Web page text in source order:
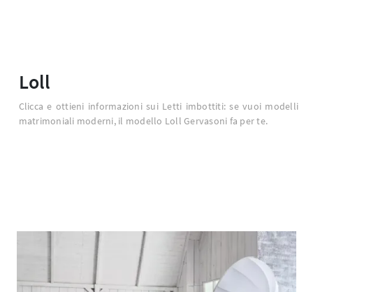
Loll
Clicca e ottieni informazioni sui Letti imbottiti: se vuoi modelli
matrimoniali moderni, il modello Loll Gervasoni fa per te.